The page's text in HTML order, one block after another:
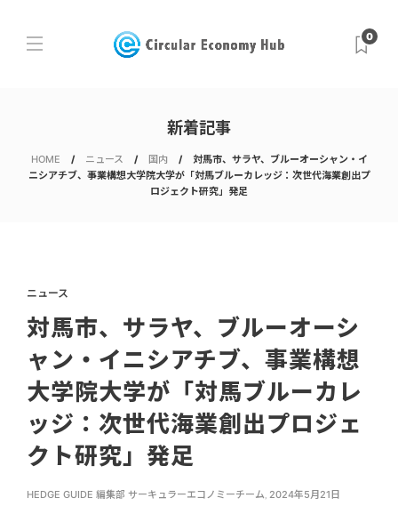
0
新着記事
HOME ニュース 国内
対馬市、サラヤ、ブルーオーシャン・イ
ニシアチブ、事業構想大学院大学が「対馬ブルーカレッジ：次世代海業創出プ
ロジェクト研究」発足
ニュース
対馬市、サラヤ、ブルーオーシ
ャン・イニシアチブ、事業構想
大学院大学が「対馬ブルーカレ
ッジ：次世代海業創出プロジェ
クト研究」発足
HEDGE GUIDE 編集部 サーキュラーエコノミーチーム, 2024年5月21日